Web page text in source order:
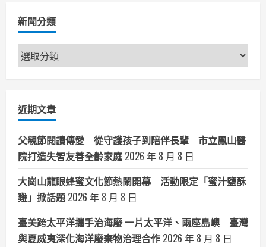
新聞分類
新
聞
近期文章
父親節閱讀傳愛 從守護孩子到陪伴長輩 市立鳳山醫
院打造失智友善全齡家庭 2026 年 8 月 8 日
大崗山龍眼蜂蜜文化節熱鬧開幕 活動限定「蜜汁鹽酥
雞」掀話題 2026 年 8 月 8 日
臺美跨太平洋攜手治海廢 一片太平洋、兩座島嶼 臺灣
與夏威夷深化海洋廢棄物治理合作 2026 年 8 月 8 日